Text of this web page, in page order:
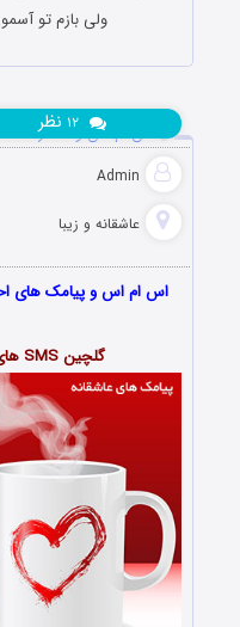
ولی بازم تو
اس ام اس و اشعار عاشقانه و زیبا 7
Admin
عاشقانه و زیبا
۱۲ نظر
اس ام اس و پیامک های
گلچین SMS های رمانتیک و اشعار عاشقانه